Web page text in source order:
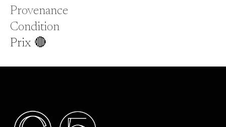
Provenance
Condition
Prix 🔴